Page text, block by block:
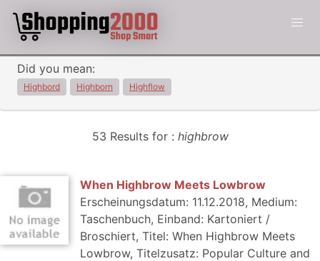
Did you mean:
Highbord Highborn Highflow
53 Results for : highbrow
When Highbrow Meets Lowbrow
Erscheinungsdatum: 11.12.2018, Medium:
Taschenbuch, Einband: Kartoniert /
Broschiert, Titel: When Highbrow Meets
Lowbrow, Titelzusatz: Popular Culture and